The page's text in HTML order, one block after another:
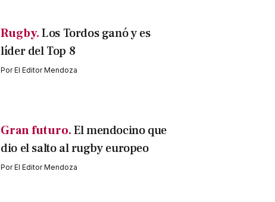
Rugby.Los Tordos ganó y es
líder del Top 8
PorEl Editor Mendoza
Gran futuro.El mendocino que
dio el salto al rugby europeo
PorEl Editor Mendoza